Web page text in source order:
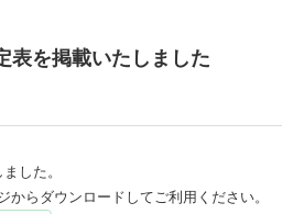
表を掲載いたしました
した。
からダウンロードしてご利用ください。